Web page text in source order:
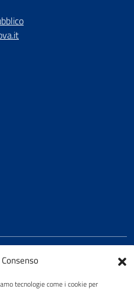
tecnologie come i cookie per